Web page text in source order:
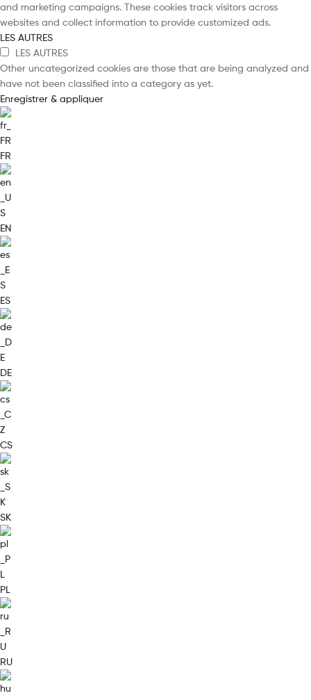
and marketing campaigns. These cookies track visitors across
websites and collect information to provide customized ads.
LES AUTRES
LES AUTRES
Other uncategorized cookies are those that are being analyzed and
have not been classified into a category as yet.
Enregistrer & appliquer
FR
EN
ES
DE
CS
SK
PL
RU